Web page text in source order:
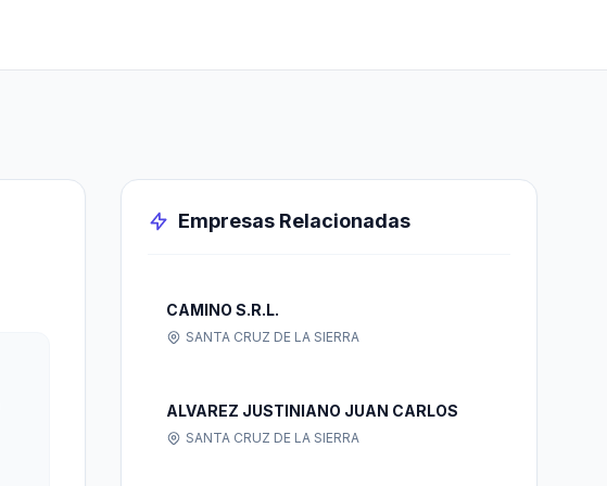
Empresas Relacionadas
CAMINO S.R.L.
SANTA CRUZ DE LA SIERRA
ALVAREZ JUSTINIANO JUAN CARLOS
SANTA CRUZ DE LA SIERRA